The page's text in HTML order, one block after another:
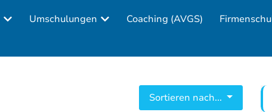
Umschulungen Coaching (AVGS)
Sortieren nach...